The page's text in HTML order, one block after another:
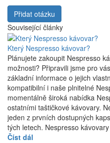
Přidat otázku
Související články
Který Nespresso kávovar?
Plánujete zakoupit Nespresso
možnosti? Připravili jsme pro
základní informace o jejich
kompatibilní i naše plnitelné
momentálně široká nabídka
ostatními taštičkové kávovary.
jeden z prvních dostupných
tých letech. Nespresso
Číst dál